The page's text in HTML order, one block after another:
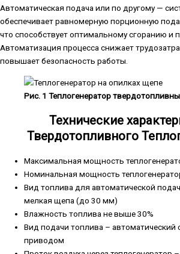
Автоматическая подача или по другому —
обеспечивает равномерную порционную
что способствует оптимальному сгоранию
Автоматизация процесса снижает
повышает безопасность работы.
Рис. 1 Теплогенератор
Технические
Твердотопливного
Максимальная мощность
Номинальная мощность
Вид топлива для автоматической
мелкая щепа (до 30 мм)
Влажность топлива не выше 30%
Вид подачи топлива –
приводом